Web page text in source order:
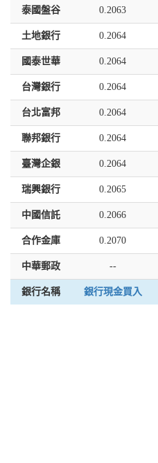
泰國盤谷 0.2063
土地銀行 0.2064
國泰世華 0.2064
台灣銀行 0.2064
台北富邦 0.2064
聯邦銀行 0.2064
臺灣企銀 0.2064
瑞興銀行 0.2065
中國信託 0.2066
合作金庫 0.2070
中華郵政 --
銀行名稱 銀行現金買入